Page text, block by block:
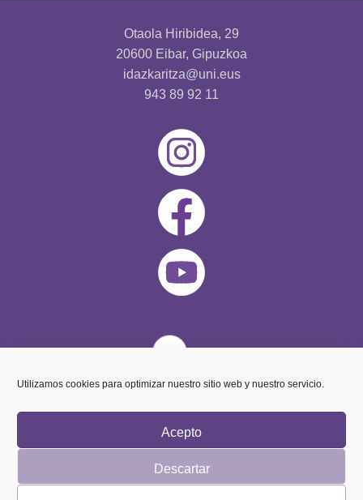
Utilizamos cookies para optimizar nuestro sitio web y nuestro servicio.
Acepto
Descartar
Otaola Hiribidea, 29
20600 Eibar, Gipuzkoa
idazkaritza@uni.eus
943 89 92 11